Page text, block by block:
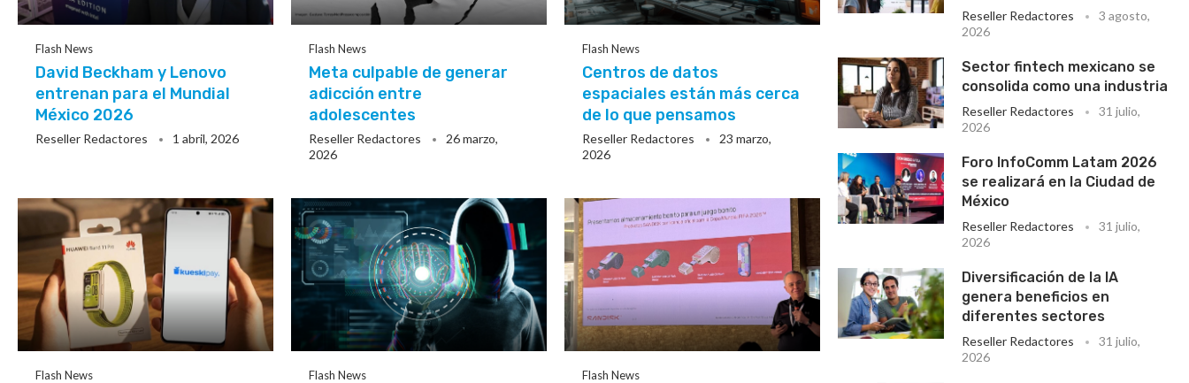
Flash News
David Beckham y Lenovo
entrenan para el Mundial
México 2026
Reseller Redactores 1 abril, 2026
Flash News
Meta culpable de generar
adicción entre
adolescentes
Reseller Redactores
26 marzo,
2026
Flash News
Centros de datos
espaciales están más cerca
de lo que pensamos
Reseller Redactores
23 marzo,
2026
Flash News Flash News Flash News
Reseller Redactores
3 agosto,
2026
Sector fintech mexicano se
consolida como una industria
Reseller Redactores
31 julio,
2026
Foro InfoComm Latam 2026
se realizará en la Ciudad de
México
Reseller Redactores
31 julio,
2026
Diversificación de la IA
genera beneficios en
diferentes sectores
Reseller Redactores
31 julio,
2026